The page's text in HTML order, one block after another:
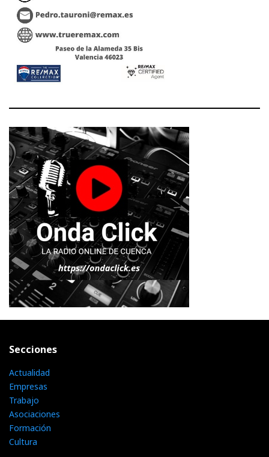
Secciones
Actualidad
Empresas
Trabajo
Asociaciones
Formación
Cultura